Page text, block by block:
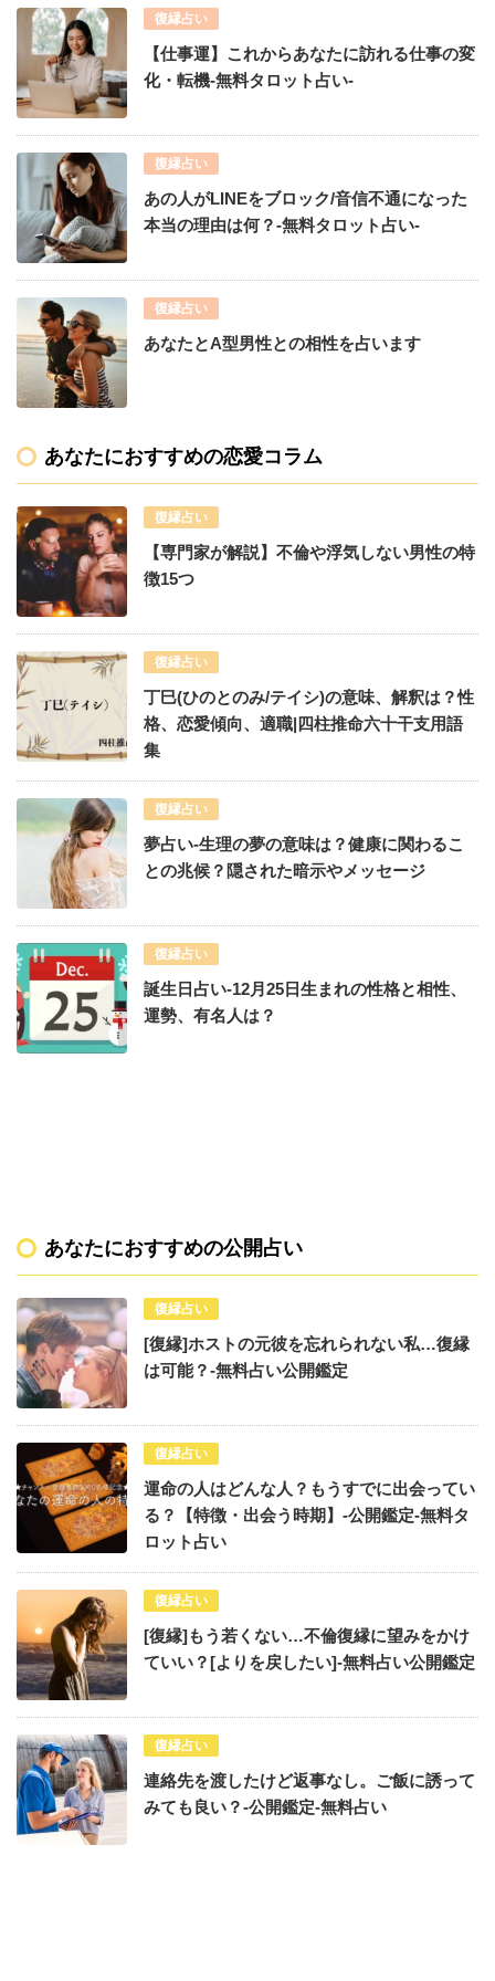
復縁占い
【仕事運】これからあなたに訪れる仕事の変
化・転機-無料タロット占い-
復縁占い
あの人がLINEをブロック/音信不通になった
本当の理由は何？-無料タロット占い-
復縁占い
あなたとA型男性との相性を占います
あなたにおすすめの恋愛コラム
復縁占い
【専門家が解説】不倫や浮気しない男性の特
徴15つ
復縁占い
丁巳(ひのとのみ/テイシ)の意味、解釈は？性
格、恋愛傾向、適職|四柱推命六十干支用語
集
復縁占い
夢占い-生理の夢の意味は？健康に関わるこ
との兆候？隠された暗示やメッセージ
復縁占い
誕生日占い-12月25日生まれの性格と相性、
運勢、有名人は？
あなたにおすすめの公開占い
復縁占い
[復縁]ホストの元彼を忘れられない私…復縁
は可能？-無料占い公開鑑定
復縁占い
運命の人はどんな人？もうすでに出会ってい
る？【特徴・出会う時期】-公開鑑定-無料タ
ロット占い
復縁占い
[復縁]もう若くない…不倫復縁に望みをかけ
ていい？[よりを戻したい]-無料占い公開鑑定
復縁占い
連絡先を渡したけど返事なし。ご飯に誘って
みても良い？-公開鑑定-無料占い